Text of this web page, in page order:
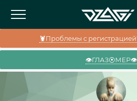
🦞Проблемы с
👁️ГЛАЗ⦿МЕР👁️